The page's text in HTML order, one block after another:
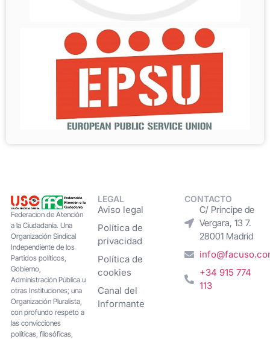
Federacion de Atención
a la Ciudadanía. Una
Organización Sindical
Independiente de los
Partidos políticos,
Gobierno,
Administración Pública u
otras Instituciones; una
Organización Pluralista,
con profundo respeto a
las convicciones
políticas, filosóficas,
LEGAL
Aviso legal
Política de
privacidad
Política de
cookies
Canal del
Informante
CONTACTO
C/ Príncipe de
Vergara, 13 7.
28001 Madrid
+34 915 774
113